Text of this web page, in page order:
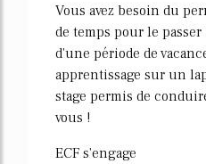
Vous avez besoin du
de temps pour le
d'une période de
apprentissage sur un
stage permis de
vous !
ECF s'engage